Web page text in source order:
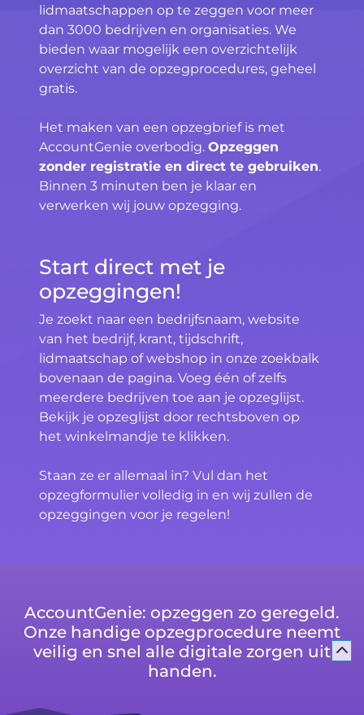
lidmaatschappen op te zeggen voor meer
dan 3000 bedrijven en organisaties. We
bieden waar mogelijk een overzichtelijk
overzicht van de opzegprocedures, geheel
gratis.
Het maken van een opzegbrief is met
AccountGenie overbodig. Opzeggen
zonder registratie en direct te gebruiken.
Binnen 3 minuten ben je klaar en
verwerken wij jouw opzegging.
Start direct met je
opzeggingen!
Je zoekt naar een bedrijfsnaam, website
van het bedrijf, krant, tijdschrift,
lidmaatschap of webshop in onze zoekbalk
bovenaan de pagina. Voeg één of zelfs
meerdere bedrijven toe aan je opzeglijst.
Bekijk je opzeglijst door rechtsboven op
het winkelmandje te klikken.
Staan ze er allemaal in? Vul dan het
opzegformulier volledig in en wij zullen de
opzeggingen voor je regelen!
AccountGenie: opzeggen zo geregeld.
Onze handige opzegprocedure neemt
veilig en snel alle digitale zorgen uit
handen.